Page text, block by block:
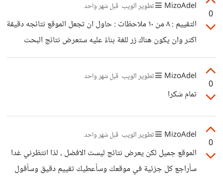
0
MizoAdel تطوير الويب قبل شهر واحد
التقييم : ٨ من ١٠ ملاحظات : حاول ان تجعل الموقع نتائجه دقيقة
اكثر وان يكون هناك زر للغة بناءً عليه ستعرض نتائج البحث
الملائمة للغة لأني رأيت نتائج بحث بالانجليزي وبالصيني وبلغات
اخرى ومع ذلك فإن متصفحك جميل جدا ارجو منك ان ترسل لي
0
MizoAdel تطوير الويب قبل شهر واحد
تمام شكرا
0
MizoAdel تطوير الويب قبل شهر واحد
الموقع جميل لكن يعرض نتائج ليست الافضل ، لذا انتظرني غدا
سأراجع كل جزئية في موقعك وسأعطيك تقييم دقيق وسأقول